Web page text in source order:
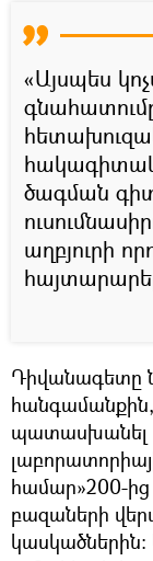
«Այսպես
ծագման
աղբյուրի
հայտարարել
Դիվանագետը
պատասխանել
համար»200-
բազաների
կասկածներին: